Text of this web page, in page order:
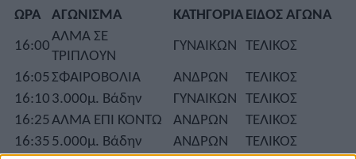
ΩΡΑ
ΑΓΩΝΙΣΜΑ ΚΑΤΗΓΟΡΙΑΕΙΔΟΣ ΑΓΩΝΑ
16:00
ΑΛΜΑ ΣΕ
ΤΡΙΠΛΟΥΝ
ΓΥΝΑΙΚΩΝ ΤΕΛΙΚΟΣ
16:05ΣΦΑΙΡΟΒΟΛΙΑ ΑΝΔΡΩΝ
ΤΕΛΙΚΟΣ
16:103.000μ. Βάδην ΓΥΝΑΙΚΩΝ ΤΕΛΙΚΟΣ
16:25ΑΛΜΑ ΕΠΙ ΚΟΝΤΩ ΑΝΔΡΩΝ
ΤΕΛΙΚΟΣ
16:355.000μ. Βάδην ΑΝΔΡΩΝ
ΤΕΛΙΚΟΣ